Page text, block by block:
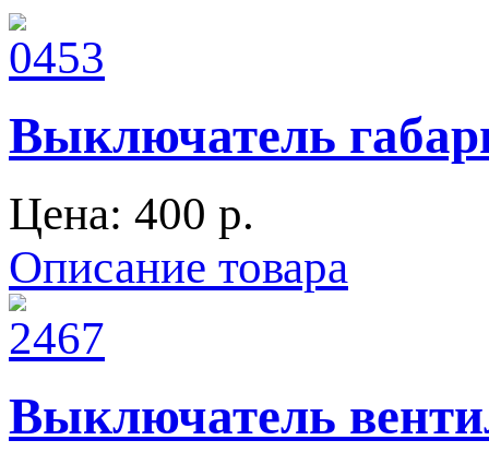
Выключатель
Цена: 400 p.
Описание товара
Выключатель